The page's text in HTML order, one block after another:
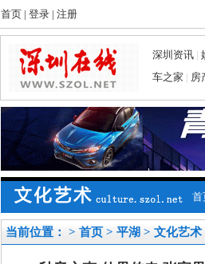
首页 | 登录 | 注册
深圳资讯 |
车之家 | 房
首
当前位置： > 首页 > 平湖 > 文化艺术